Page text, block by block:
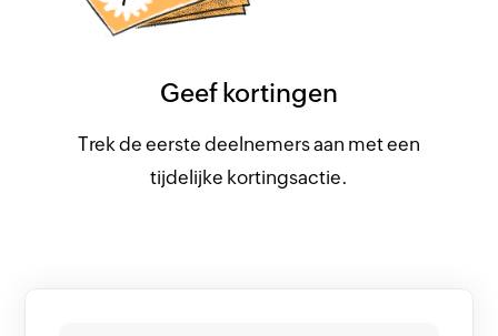
Geef kortingen
Trek de eerste deelnemers aan met een
tijdelijke kortingsactie.